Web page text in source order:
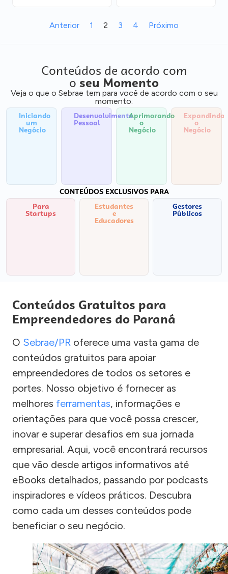
Anterior 1 2 3 4 Próximo
Conteúdos de acordo com
o seu Momento
Veja o que o Sebrae tem para você de acordo com o seu
momento:
Iniciando
um
Negócio
Desenvolvimento
Pessoal
Aprimorando
o
Negócio
Expandindo
o
Negócio
CONTEÚDOS EXCLUSIVOS PARA
Para
Startups
Estudantes
e
Educadores
Gestores
Públicos
Conteúdos Gratuitos para
Empreendedores do Paraná
O Sebrae/PR oferece uma vasta gama de
conteúdos gratuitos para apoiar
empreendedores de todos os setores e
portes. Nosso objetivo é fornecer as
melhores ferramentas, informações e
orientações para que você possa crescer,
inovar e superar desafios em sua jornada
empresarial. Aqui, você encontrará recursos
que vão desde artigos informativos até
eBooks detalhados, passando por podcasts
inspiradores e vídeos práticos. Descubra
como cada um desses conteúdos pode
beneficiar o seu negócio.